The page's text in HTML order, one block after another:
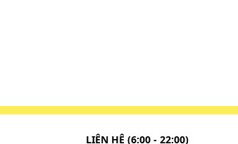
đã được nghiên cứu ở người lớn và
Mức độ hấp thu là tương đương khi tổng
hóa không thay đổi ở bất kỳ loại nào
LIÊN HỆ (6:00 - 22:00)